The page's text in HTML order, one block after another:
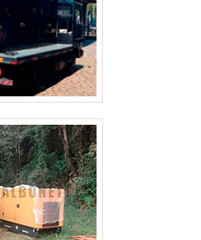
A DIESEL SÃO PAULO
VALOR
VALOR GUARULHOS
SP
PREÇO SÃO PAULO
PREÇO GUARULHOS
PARA FESTAS PREÇO SÃO PAULO